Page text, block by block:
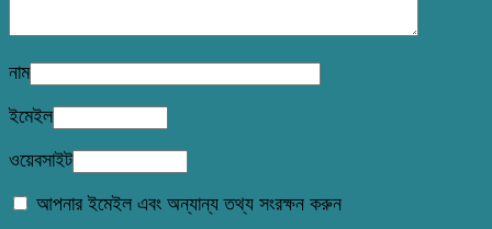
নাম
ইমেইল
ওয়েবসাইট
আপনার ইমেইল এবং অন্যান্য তথ্য সংরক্ষন করুন